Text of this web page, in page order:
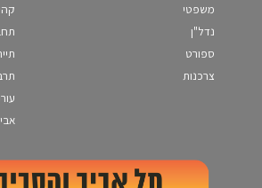
משפטי
נדל"ן
ספורט
צרכנות